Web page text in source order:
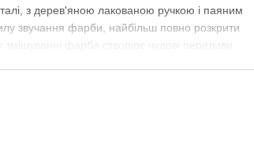
з дерев'яною лакованою ручкою і паяним
звучання фарби, найбільш повно розкрити
змішуванні фарба створює чудові переливи.